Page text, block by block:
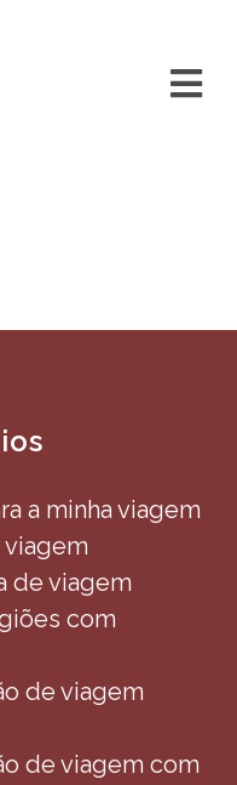
a minha viagem
viagem
de viagem
com
de viagem
de viagem com